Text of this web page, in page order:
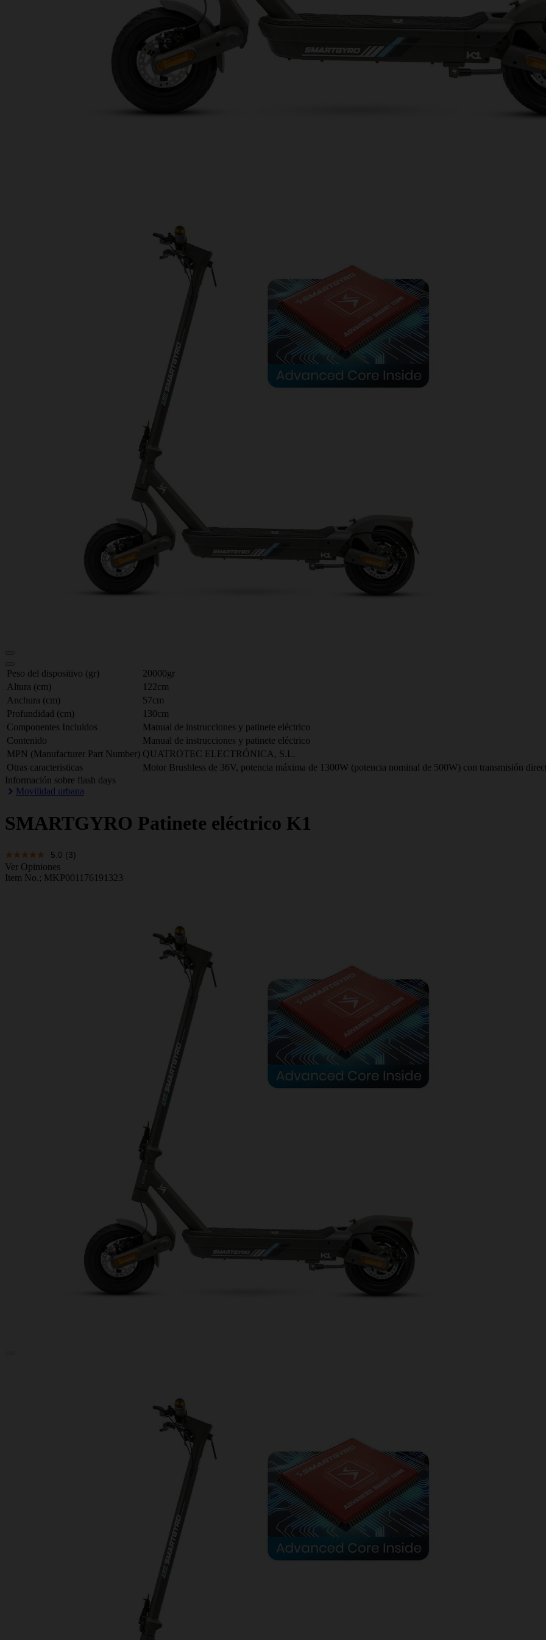
Peso del dispositivo (gr)
20000gr
Altura (cm)
122cm
Anchura (cm)
57cm
Profundidad (cm)
130cm
Componentes Incluidos
Manual de instrucciones y patinete eléctrico
Contenido
Manual de instrucciones y patinete eléctrico
MPN (Manufacturer Part Number) QUATROTEC ELECTRÓNICA, S.L.
Otras caracteristicas
Motor Brushless de 36V, potencia máxima de 1300W (potencia nominal de 500W) con transmisión
Información sobre flash days
Movilidad urbana
SMARTGYRO Patinete eléctrico K1
5.0 (3)
Ver Opiniones
Item No.; MKP001176191323